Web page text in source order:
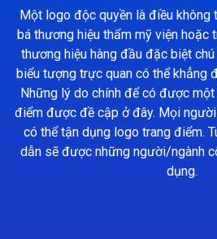
Một logo độc quyền là điều không
bá thương hiệu thẩm mỹ viện hoặc
thương hiệu hàng đầu đặc biệt
biểu tượng trực quan có thể khẳng
Những lý do chính để có được
điểm được đề cập ở đây. Mọi
có thể tận dụng logo trang điểm.
dẫn sẽ được những người/ngành
dụng.